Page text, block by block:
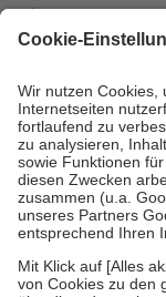
mit.
Grundsätzlich leisten
höchstens zehn Euro.
Kosten der Leistung
Diese Regeln gelten
Bei Heilmitteln und
Zuzahlung zehn
Verordnung.
Um das Engagement
stärken und die
fallenkeine
• Kindern und